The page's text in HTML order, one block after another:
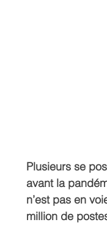
Plusieurs se
avant la
n’est pas en
million de